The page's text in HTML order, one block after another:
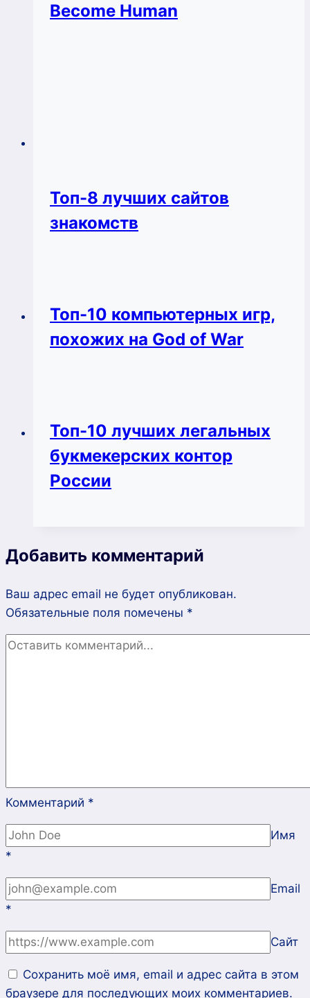
Become Human
Топ-8 лучших сайтов
знакомств
Топ-10 компьютерных игр,
похожих на God of War
Топ-10 лучших легальных
букмекерских контор
России
Добавить комментарий
Ваш адрес email не будет опубликован.
Обязательные поля помечены *
Комментарий *
Имя
*
Email
*
Сайт
Сохранить моё имя, email и адрес сайта в этом
браузере для последующих моих комментариев.